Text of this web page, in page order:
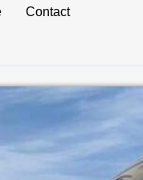
Contact